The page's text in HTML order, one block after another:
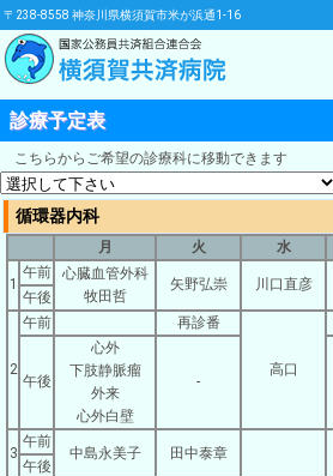
〒238-8558 神奈川県横須賀市米が浜通1-16
診療予定表
こちらからご希望の診療科に移動できます
循環器内科
月 火 水
1
午前
心臓血管外科
牧田哲
矢野弘崇 川口直彦
午後
2
午前 再診番
高口
午後
心外
下肢静脈瘤
外来
心外白壁
-
3
午前
中島永美子 田中泰章
午後